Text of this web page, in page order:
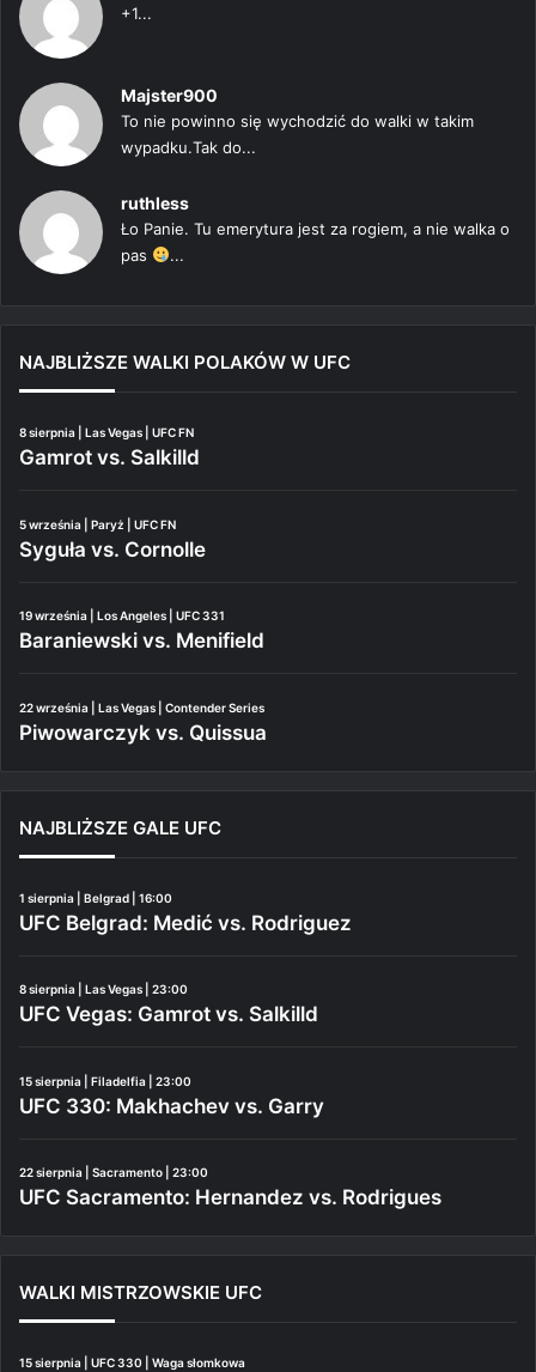
+1...
Majster900
To nie powinno się wychodzić do walki w takim
wypadku.Tak do...
ruthless
Ło Panie. Tu emerytura jest za rogiem, a nie walka o
pas
...
NAJBLIŻSZE WALKI POLAKÓW W UFC
8 sierpnia | Las Vegas | UFC FN
Gamrot vs. Salkilld
5 września | Paryż | UFC FN
Syguła vs. Cornolle
19 września | Los Angeles | UFC 331
Baraniewski vs. Menifield
22 września | Las Vegas | Contender Series
Piwowarczyk vs. Quissua
NAJBLIŻSZE GALE UFC
1 sierpnia | Belgrad | 16:00
UFC Belgrad: Medić vs. Rodriguez
8 sierpnia | Las Vegas | 23:00
UFC Vegas: Gamrot vs. Salkilld
15 sierpnia | Filadelfia | 23:00
UFC 330: Makhachev vs. Garry
22 sierpnia | Sacramento | 23:00
UFC Sacramento: Hernandez vs. Rodrigues
WALKI MISTRZOWSKIE UFC
15 sierpnia | UFC 330 | Waga słomkowa